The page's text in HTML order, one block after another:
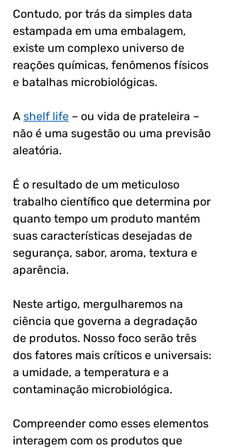
Contudo, por trás da simples data
estampada em uma embalagem,
existe um complexo universo de
reações químicas, fenômenos físicos
e batalhas microbiológicas.
A shelf life – ou vida de prateleira –
não é uma sugestão ou uma previsão
aleatória.
É o resultado de um meticuloso
trabalho científico que determina por
quanto tempo um produto mantém
suas características desejadas de
segurança, sabor, aroma, textura e
aparência.
Neste artigo, mergulharemos na
ciência que governa a degradação
de produtos. Nosso foco serão três
dos fatores mais críticos e universais:
a umidade, a temperatura e a
contaminação microbiológica.
Compreender como esses elementos
interagem com os produtos que